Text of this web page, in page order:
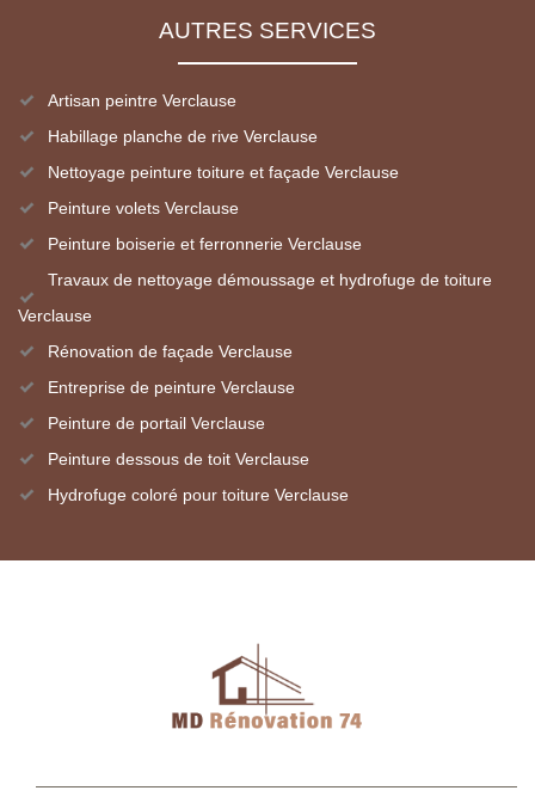
AUTRES SERVICES
Artisan peintre Verclause
Habillage planche de rive Verclause
Nettoyage peinture toiture et façade Verclause
Peinture volets Verclause
Peinture boiserie et ferronnerie Verclause
Travaux de nettoyage démoussage et hydrofuge de toiture
Verclause
Rénovation de façade Verclause
Entreprise de peinture Verclause
Peinture de portail Verclause
Peinture dessous de toit Verclause
Hydrofuge coloré pour toiture Verclause